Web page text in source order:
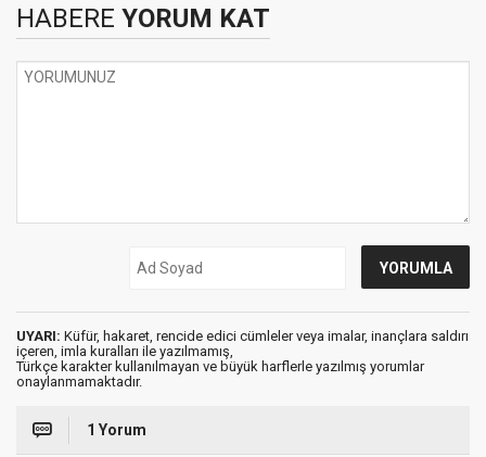
HABERE YORUM KAT
UYARI: Küfür, hakaret, rencide edici cümleler veya imalar, inançlara saldırı
içeren, imla kuralları ile yazılmamış,
Türkçe karakter kullanılmayan ve büyük harflerle yazılmış yorumlar
onaylanmamaktadır.
1 Yorum